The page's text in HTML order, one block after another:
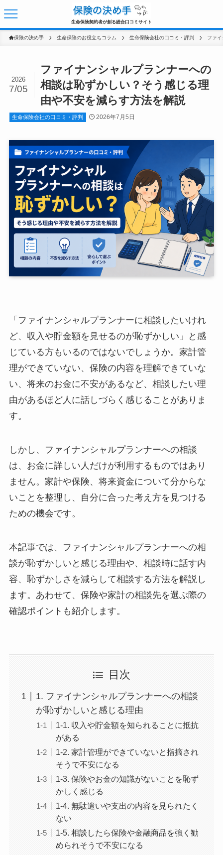
生命保険契約者が創る総合口コミサイト
保険の決め手 生命保険のお役立ちコラム 生命保険会社の口コミ・評判
ファイナンシャルプランナーへの
相談は恥ずかしい？そう感じる理
由や不安を減らす方法を解説
2026
7/05
生命保険会社の口コミ・評判 2026年7月5日
「ファイナンシャルプランナーに相談したいけれ
ど、収入や貯金額を見せるのが恥ずかしい」と感
じている方もいるのではないでしょうか。家計管
理ができていない、保険の内容を理解できていな
い、将来のお金に不安があるなど、相談したい理
由があるほど人に話しづらく感じることがありま
す。
しかし、ファイナンシャルプランナーへの相談
は、お金に詳しい人だけが利用するものではあり
ません。家計や保険、将来資金について分からな
いことを整理し、自分に合った考え方を見つける
ための機会です。
本記事では、ファイナンシャルプランナーへの相
談が恥ずかしいと感じる理由や、相談時に話す内
容、恥ずかしさを減らして相談する方法を解説し
ます。あわせて、保険や家計の相談先を選ぶ際の
確認ポイントも紹介します。
目次
1. ファイナンシャルプランナーへの相談
が恥ずかしいと感じる理由
1-1. 収入や貯金額を知られることに抵抗
がある
1-2. 家計管理ができていないと指摘され
そうで不安になる
1-3. 保険やお金の知識がないことを恥ず
かしく感じる
1-4. 無駄遣いや支出の内容を見られたく
ない
1-5. 相談したら保険や金融商品を強く勧
められそうで不安になる